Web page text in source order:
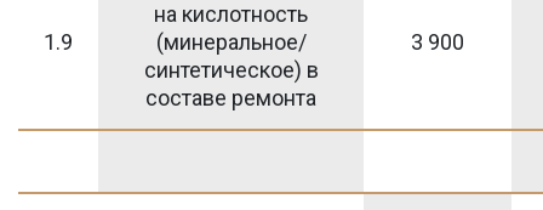
1.9
на кислотность
(минеральное/
синтетическое) в
составе ремонта
3 900